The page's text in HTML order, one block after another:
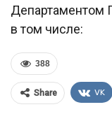
Департаментом
в том числе:
388
Share VK